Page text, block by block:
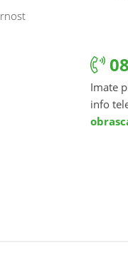
Imate
info